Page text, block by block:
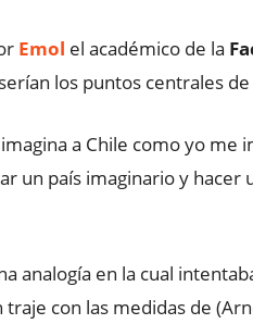
Emol el académico de la
los puntos centrales
a Chile como yo me
un país imaginario y hacer
analogía en la cual
con las medidas de